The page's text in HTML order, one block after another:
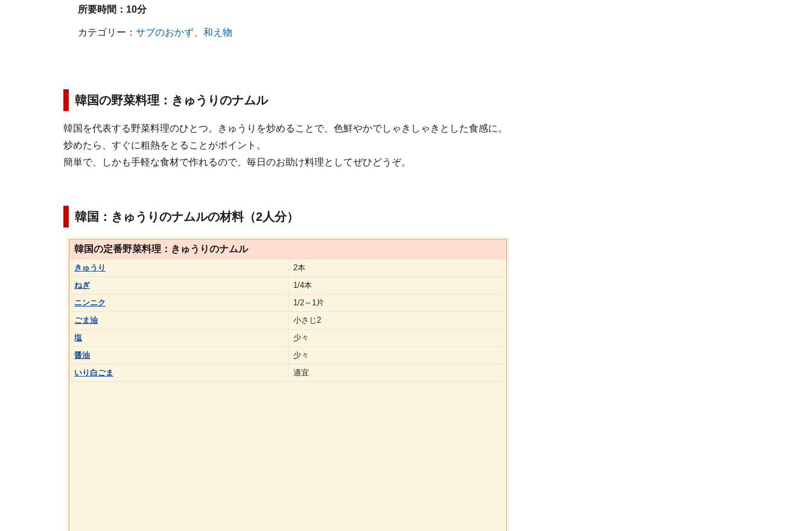
所要時間： 10分
カテゴリー： サブのおかず、 和え物
韓国の野菜料理：きゅうりのナムル
韓国を代表する野菜料理のひとつ。きゅうりを炒めることで、色鮮やかでしゃきしゃきとした食感に。
炒めたら、すぐに粗熱をとることがポイント。
簡単で、しかも手軽な食材で作れるので、毎日のお助け料理としてぜひどうぞ。
韓国：きゅうりのナムルの材料（2人分）
韓国の定番野菜料理：きゅうりのナムル
きゅうり
2本
ねぎ
1/4本
ニンニク
1/2～1片
ごま油
小さじ2
塩
少々
醤油
少々
いり白ごま
適宜